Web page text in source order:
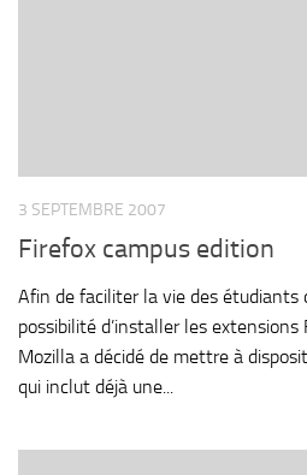
3 SEPTEMBRE 2007
Firefox campus edition
Afin de faciliter la vie des étudiants
possibilité d’installer les extensions
Mozilla a décidé de mettre à
qui inclut déjà une...